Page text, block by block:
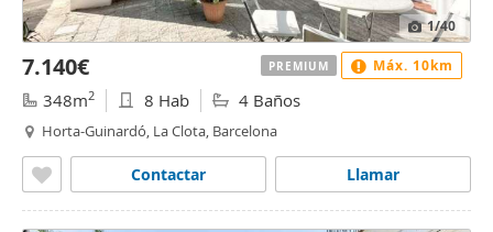
1/40
7.140€
348m2 8 Hab 4 Baños
Horta-Guinardó, La Clota, Barcelona
Llamar
Contactar
PREMIUM Máx. 10km